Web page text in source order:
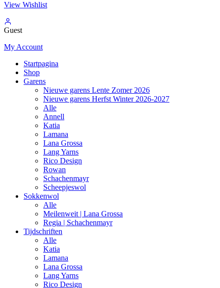
View Wishlist
Guest
My Account
Startpagina
Shop
Garens
Nieuwe garens Lente Zomer 2026
Nieuwe garens Herfst Winter 2026-2027
Alle
Annell
Katia
Lamana
Lana Grossa
Lang Yarns
Rico Design
Rowan
Schachenmayr
Scheepjeswol
Sokkenwol
Alle
Meilenweit | Lana Grossa
Regia | Schachenmayr
Tijdschriften
Alle
Katia
Lamana
Lana Grossa
Lang Yarns
Rico Design